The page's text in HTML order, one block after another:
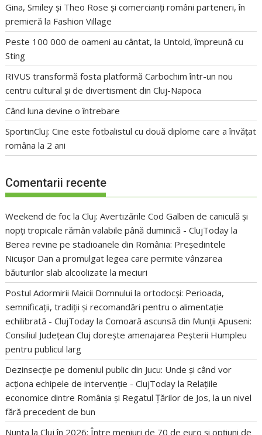
Gina, Smiley și Theo Rose și comercianți români parteneri, în
premieră la Fashion Village
Peste 100 000 de oameni au cântat, la Untold, împreună cu
Sting
RIVUS transformă fosta platformă Carbochim într-un nou
centru cultural și de divertisment din Cluj-Napoca
Când luna devine o întrebare
SportinCluj: Cine este fotbalistul cu două diplome care a învățat
româna la 2 ani
Comentarii recente
Weekend de foc la Cluj: Avertizările Cod Galben de caniculă și
nopți tropicale rămân valabile până duminică - ClujToday la
Berea revine pe stadioanele din România: Președintele
Nicușor Dan a promulgat legea care permite vânzarea
băuturilor slab alcoolizate la meciuri
Postul Adormirii Maicii Domnului la ortodocși: Perioada,
semnificații, tradiții și recomandări pentru o alimentație
echilibrată - ClujToday laComoară ascunsă din Munții Apuseni:
Consiliul Județean Cluj dorește amenajarea Peșterii Humpleu
pentru publicul larg
Dezinsecție pe domeniul public din Jucu: Unde și când vor
acționa echipele de intervenție - ClujToday la Relațiile
economice dintre România și Regatul Țărilor de Jos, la un nivel
fără precedent de bun
Nunta la Cluj în 2026: Între meniuri de 70 de euro și opțiuni de